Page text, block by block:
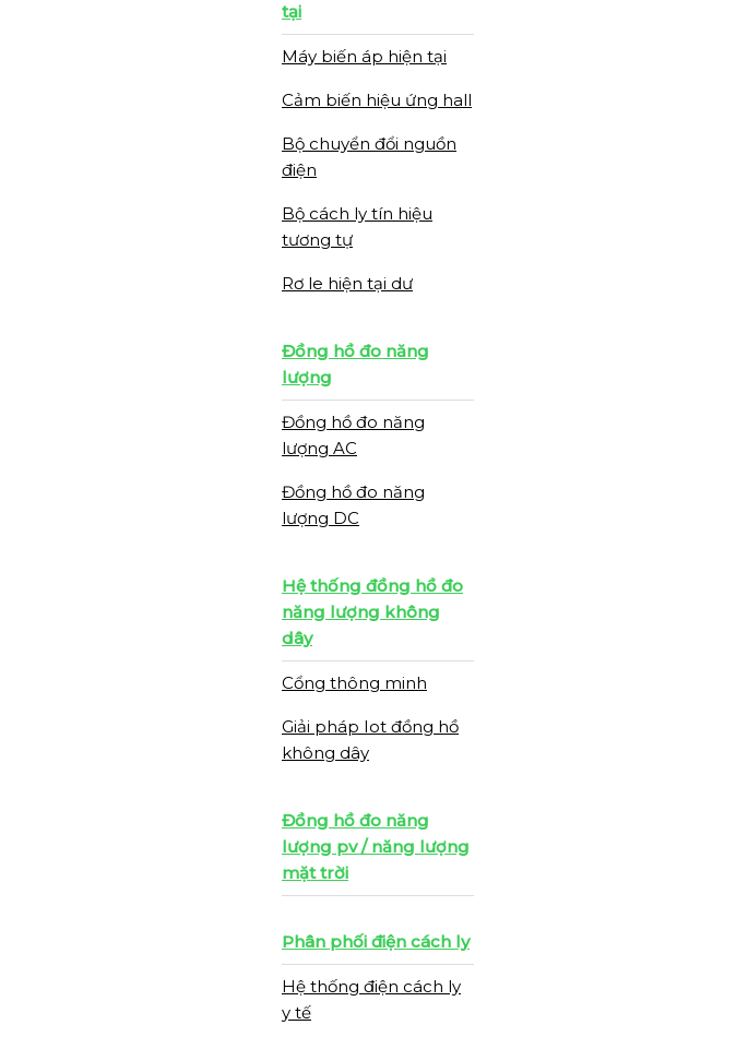
tại
Máy biến áp hiện tại
Cảm biến hiệu ứng hall
Bộ chuyển đổi nguồn
điện
Bộ cách ly tín hiệu
tương tự
Rơ le hiện tại dư
Đồng hồ đo năng
lượng
Đồng hồ đo năng
lượng AC
Đồng hồ đo năng
lượng DC
Hệ thống đồng hồ đo
năng lượng không
dây
Cổng thông minh
Giải pháp Iot đồng hồ
không dây
Đồng hồ đo năng
lượng pv / năng lượng
mặt trời
Phân phối điện cách ly
Hệ thống điện cách ly
y tế